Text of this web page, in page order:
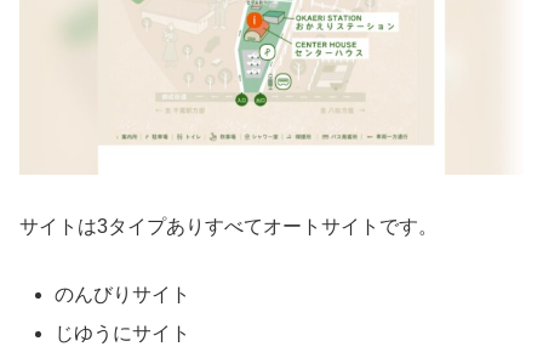
サイトは3タイプありすべてオートサイトです。
のんびりサイト
じゆうにサイト